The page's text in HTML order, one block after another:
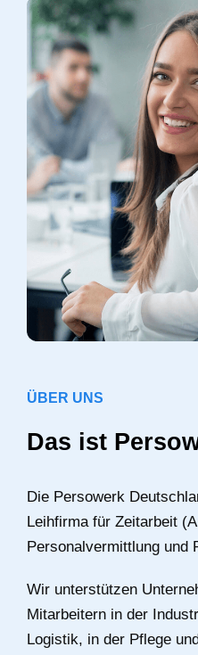
ÜBER UNS
Das ist
Die Persowerk
Leihfirma für Zeitarbeit
Personalvermittlung und
Wir unterstützen
Mitarbeitern in der
Logistik, in der Pflege